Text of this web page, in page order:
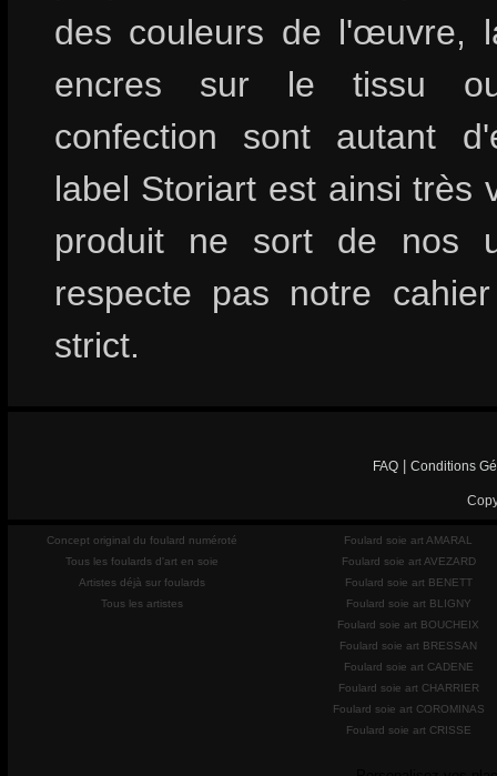
des couleurs de l'œuvre,
encres sur le tissu
confection sont autant
label Storiart est ainsi très
produit ne sort de nos
respecte pas notre
strict.
FAQ Conditions
Concept original du foulard numéroté
Tous les foulards d'art en soie
Artistes déjà sur foulards
Tous les artistes
Foulard soie art AMARAL
Foulard soie art AVEZARD
Foulard soie art BENETT
Foulard soie art BLIGNY
Foulard soie art BOUCHEIX
Foulard soie art BRESSAN
Foulard soie art CADENE
Foulard soie art CHARRIER
Foulard soie art COROMINAS
Foulard soie art CRISSE